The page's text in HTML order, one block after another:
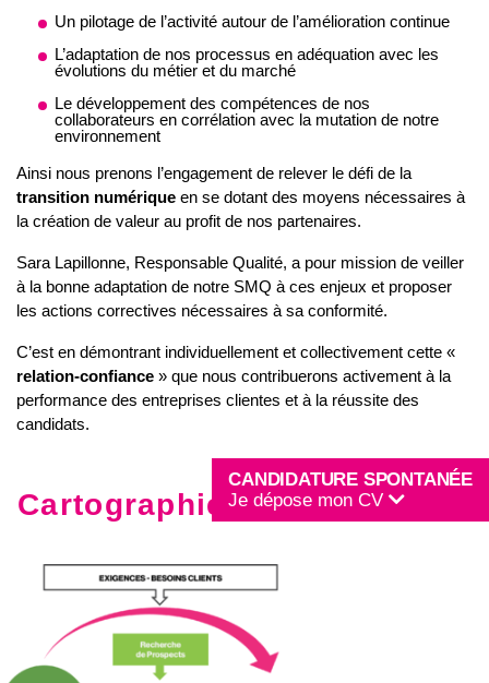
CANDIDATURE SPONTANÉE
Je dépose mon CV
Un pilotage de l’activité autour de l’amélioration continue
L’adaptation de nos processus en adéquation avec les
évolutions du métier et du marché
Le développement des compétences de nos
collaborateurs en corrélation avec la mutation de notre
environnement
Ainsi nous prenons l’engagement de relever le défi de la
transition numérique en se dotant des moyens nécessaires à
la création de valeur au profit de nos partenaires.
Sara Lapillonne, Responsable Qualité, a pour mission de veiller
à la bonne adaptation de notre SMQ à ces enjeux et proposer
les actions correctives nécessaires à sa conformité.
C’est en démontrant individuellement et collectivement cette «
relation-confiance » que nous contribuerons activement à la
performance des entreprises clientes et à la réussite des
candidats.
Cartographie des processus